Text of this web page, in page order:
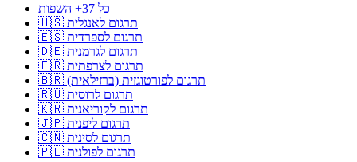
כל 37+ השפות
🇺🇸 תרגום לאנגלית
🇪🇸 תרגום לספרדית
🇩🇪 תרגום לגרמנית
🇫🇷 תרגום לצרפתית
🇧🇷 תרגום לפורטוגזית (ברזילאית)
🇷🇺 תרגום לרוסית
🇰🇷 תרגום לקוריאנית
🇯🇵 תרגום ליפנית
🇨🇳 תרגום לסינית
🇵🇱 תרגום לפולנית